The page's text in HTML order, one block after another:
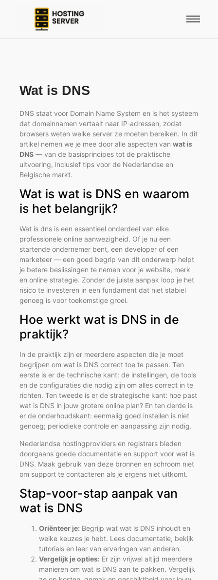
Wat is DNS
DNS staat voor Domain Name System en is het systeem
dat domeinnamen vertaalt naar IP-adressen, zodat
browsers weten welke server ze moeten bereiken. In dit
artikel nemen we je mee door alle aspecten van wat is
DNS — van de basisprincipes tot de praktische
uitvoering, inclusief tips voor de Nederlandse en
Belgische markt.
Wat is wat is DNS en waarom
is het belangrijk?
Wat is dns is een essentieel onderdeel van elke
professionele online aanwezigheid. Of je nu een
startende ondernemer bent, een developer of een
marketeer — een goed begrip van dit onderwerp helpt
je betere beslissingen te nemen voor je website, merk
en online strategie. Zonder de juiste aanpak loop je het
risico te investeren in een fundament dat niet stabiel
genoeg is voor toekomstige groei.
Hoe werkt wat is DNS in de
praktijk?
In de praktijk zijn er meerdere aspecten die je moet
begrijpen om wat is DNS correct toe te passen. Ten
eerste is er de technische kant: de instellingen, de tools
en de configuraties die nodig zijn om alles correct in te
richten. Ten tweede is er de strategische kant: hoe past
wat is DNS in jouw grotere online plan? En ten derde is
er de onderhoudskant: eenmalig goed instellen is niet
genoeg; periodieke controle en aanpassing zijn nodig.
Nederlandse hostingproviders en registrars bieden
doorgaans goede documentatie en support voor wat is
DNS. Maak gebruik van deze bronnen en schroom niet
om support te contacteren als je ergens niet uitkomt.
Stap-voor-stap aanpak van
wat is DNS
Oriënteer je: Begrijp wat wat is DNS inhoudt en
welke keuzes je hebt. Lees documentatie, bekijk
tutorials en leer van ervaringen van anderen.
Vergelijk je opties: Er zijn vrijwel altijd meerdere
manieren om wat is DNS aan te pakken. Vergelijk